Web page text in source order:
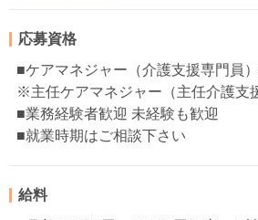
応募資格
■ケアマネジャー（介護支援専門員
※主任ケアマネジャー（主任介護支
■業務経験者歓迎 未経験も歓迎
■就業時期はご相談下さい
給料